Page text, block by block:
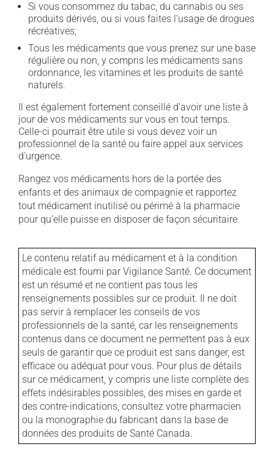
Si vous consommez du tabac, du cannabis ou ses
produits dérivés, ou si vous faites l'usage de drogues
récréatives;
Tous les médicaments que vous prenez sur une base
régulière ou non, y compris les médicaments sans
ordonnance, les vitamines et les produits de santé
naturels.
Il est également fortement conseillé d'avoir une liste à
jour de vos médicaments sur vous en tout temps.
Celle-ci pourrait être utile si vous devez voir un
professionnel de la santé ou faire appel aux services
d'urgence.
Rangez vos médicaments hors de la portée des
enfants et des animaux de compagnie et rapportez
tout médicament inutilisé ou périmé à la pharmacie
pour qu'elle puisse en disposer de façon sécuritaire.
Le contenu relatif au médicament et à la condition
médicale est fourni par Vigilance Santé. Ce document
est un résumé et ne contient pas tous les
renseignements possibles sur ce produit. Il ne doit
pas servir à remplacer les conseils de vos
professionnels de la santé, car les renseignements
contenus dans ce document ne permettent pas à eux
seuls de garantir que ce produit est sans danger, est
efficace ou adéquat pour vous. Pour plus de détails
sur ce médicament, y compris une liste complète des
effets indésirables possibles, des mises en garde et
des contre-indications, consultez votre pharmacien
ou la monographie du fabricant dans la base de
données des produits de Santé Canada.